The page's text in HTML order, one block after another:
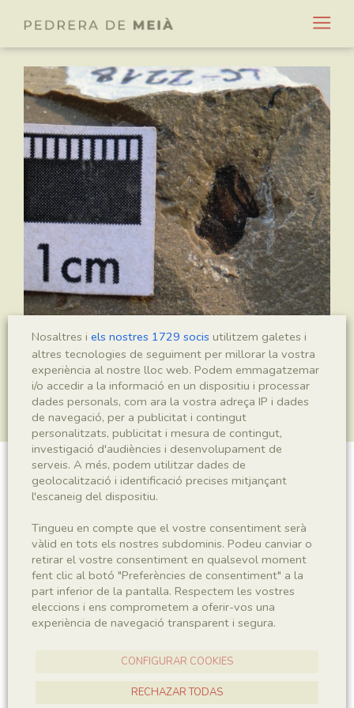
Plantae indet.
Sigla
IEI-2218
Taxonomia
Nosaltres i els nostres 1729 socis utilitzem galetes i
altres tecnologies de seguiment per millorar la vostra
experiència al nostre lloc web. Podem emmagatzemar
i/o accedir a la informació en un dispositiu i processar
dades personals, com ara la vostra adreça IP i dades
de navegació, per a publicitat i contingut
personalitzats, publicitat i mesura de contingut,
investigació d'audiències i desenvolupament de
serveis. A més, podem utilitzar dades de
geolocalització i identificació precises mitjançant
l'escaneig del dispositiu.
Tingueu en compte que el vostre consentiment serà
vàlid en tots els nostres subdominis. Podeu canviar o
retirar el vostre consentiment en qualsevol moment
fent clic al botó "Preferències de consentiment" a la
part inferior de la pantalla. Respectem les vostres
eleccions i ens comprometem a oferir-vos una
experiència de navegació transparent i segura.
CONFIGURAR COOKIES
RECHAZAR TODAS